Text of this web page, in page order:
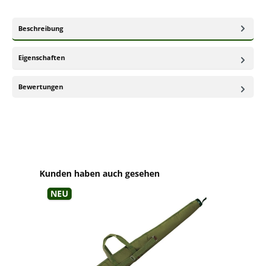
Beschreibung
Eigenschaften
Bewertungen
Produktgalerie überspringen
Kunden haben auch gesehen
Neu